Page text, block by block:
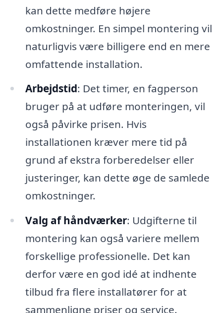
kan dette medføre højere
omkostninger. En simpel montering vil
naturligvis være billigere end en mere
omfattende installation.
Arbejdstid: Det timer, en fagperson
bruger på at udføre monteringen, vil
også påvirke prisen. Hvis
installationen kræver mere tid på
grund af ekstra forberedelser eller
justeringer, kan dette øge de samlede
omkostninger.
Valg af håndværker: Udgifterne til
montering kan også variere mellem
forskellige professionelle. Det kan
derfor være en god idé at indhente
tilbud fra flere installatører for at
sammenligne priser og service.